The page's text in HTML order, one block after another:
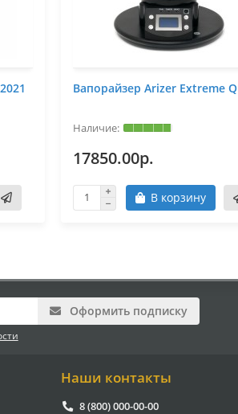
Вапорайзер Arizer Extreme Q
17850.00р.
В корзину
Оформить подписку
Наши контакты
8 (800) 000-00-00